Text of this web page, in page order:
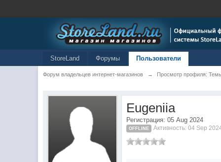
StoreLand Форумы Пользователи
Форум владельцев интернет-магазинов → Просмотр профиля:
Eugeniia
Регистрация: 05 Aug 2024
OFFLINE Активность: 04 Sep